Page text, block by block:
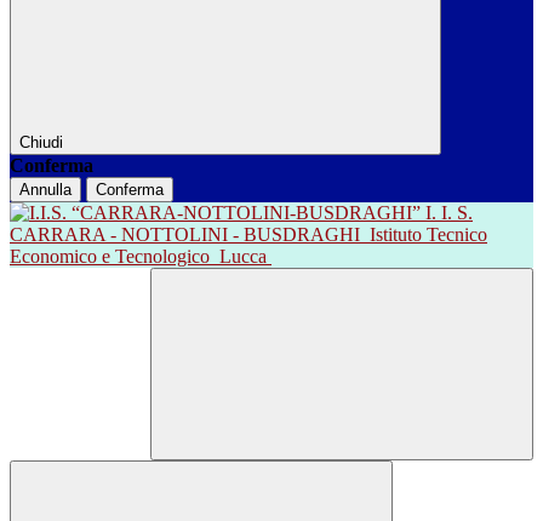
Chiudi
Conferma
Annulla Conferma
I. I. S.
CARRARA - NOTTOLINI - BUSDRAGHI Istituto Tecnico
Economico e Tecnologico Lucca